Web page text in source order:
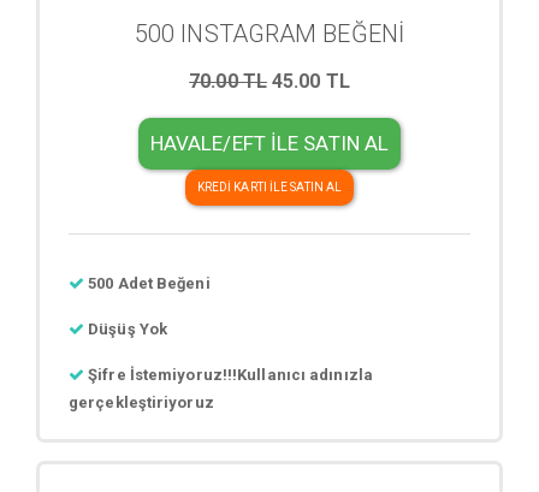
500 INSTAGRAM BEĞENİ
70.00 TL45.00 TL
HAVALE/EFT İLE SATIN AL
KREDİ KARTI İLE SATIN AL
500 Adet Beğeni
Düşüş Yok
Şifre İstemiyoruz!!!Kullanıcı adınızla
gerçekleştiriyoruz